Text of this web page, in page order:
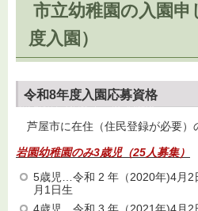
市立幼稚園の入園申
度入園）
令和8年度入園応募資格
芦屋市に在住（住民登録が必要）
岩園幼稚園のみ3歳児（25人募集）
5歳児…令和 2 年（2020年)4月2
月1日生